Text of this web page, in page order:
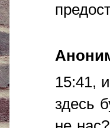
15:41,
здесь